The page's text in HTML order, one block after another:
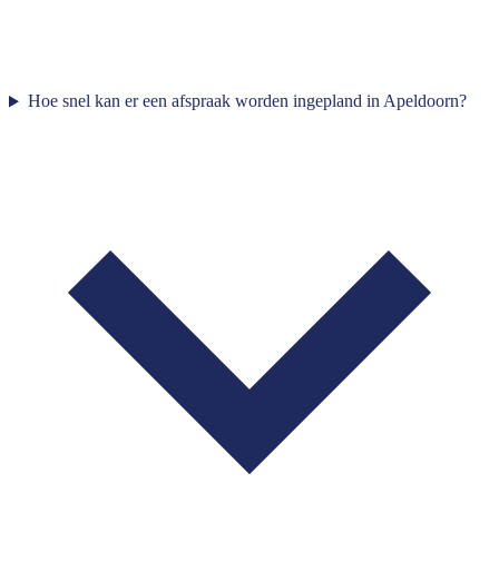
Hoe snel kan er een afspraak worden ingepland in Apeldoorn?